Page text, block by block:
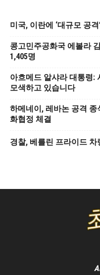
미국, 이란에 ‘대규모 공격
콩고민주공화국 에볼라
1,405명
아흐메드 알샤라 대통령:
모색하고 있습니다
하메네이, 레바논 공격
화협정 체결
경찰, 베를린 프라이드